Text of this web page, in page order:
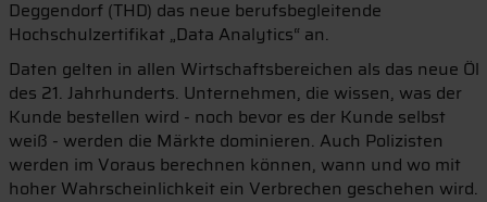
Deggendorf (THD) das neue berufsbegleitende
Hochschulzertifikat „Data Analytics“ an.
Daten gelten in allen Wirtschaftsbereichen als das neue Öl
des 21. Jahrhunderts. Unternehmen, die wissen, was der
Kunde bestellen wird - noch bevor es der Kunde selbst
weiß - werden die Märkte dominieren. Auch Polizisten
werden im Voraus berechnen können, wann und wo mit
hoher Wahrscheinlichkeit ein Verbrechen geschehen wird.